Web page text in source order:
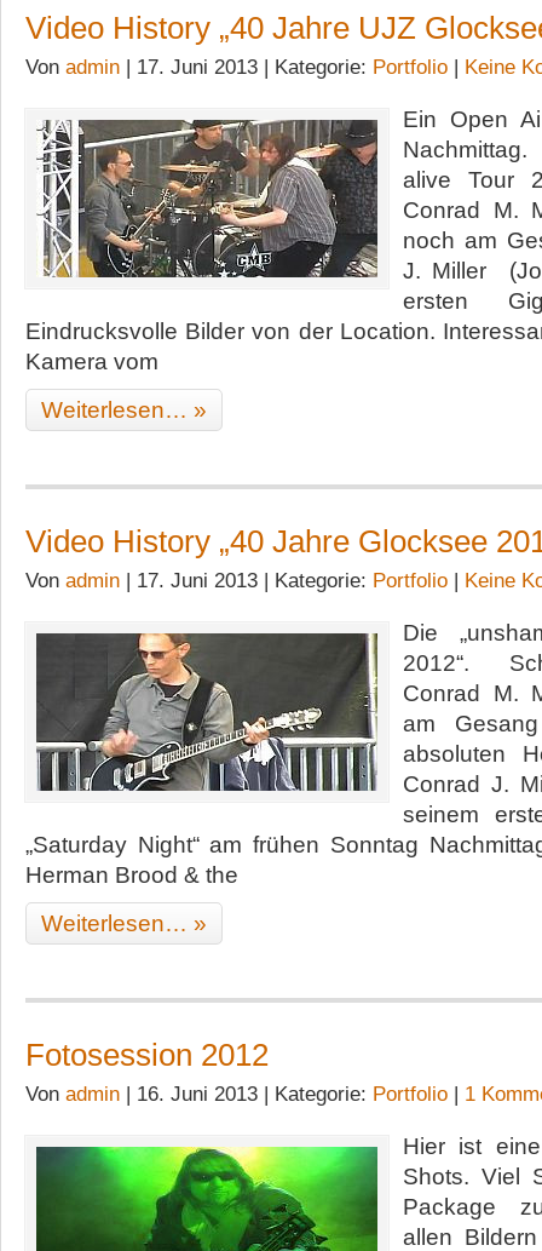
Video History „40 Jahre UJZ
Von admin | 17. Juni 2013 | Kategorie: Portfolio | Keine
Ein Open
alive Tour
Conrad M.
noch am
J. Miller
ersten
Eindrucksvolle Bilder von der Location.
Kamera vom
Weiterlesen… »
Video History „40 Jahre Glocksee
Von admin | 17. Juni 2013 | Kategorie: Portfolio | Keine
Die
2012“.
Conrad M.
am
absoluten
Conrad J.
seinem
„Saturday Night“ am frühen Sonntag
Herman Brood & the
Weiterlesen… »
Fotosession 2012
Von admin | 16. Juni 2013 | Kategorie: Portfolio | 1
Hier ist
Shots. Viel
Package
allen